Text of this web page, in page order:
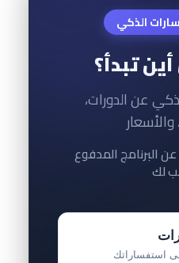
الذكي
تبدأ؟
عن الدورات،
والأسعار
البرنامج المدفوع
لك
استفساراتك